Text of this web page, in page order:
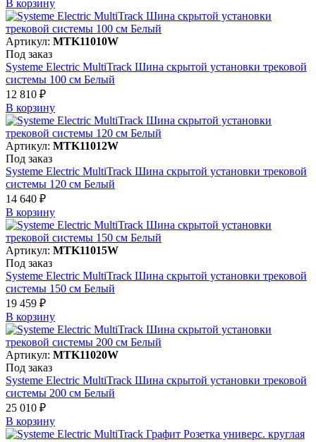
В корзинy
Артикул: MTK11010W
Под заказ
Systeme Electric MultiTrack Шина скрытой установки трековой
системы 100 см Белый
12 810 ₽
В корзинy
Артикул: MTK11012W
Под заказ
Systeme Electric MultiTrack Шина скрытой установки трековой
системы 120 см Белый
14 640 ₽
В корзинy
Артикул: MTK11015W
Под заказ
Systeme Electric MultiTrack Шина скрытой установки трековой
системы 150 см Белый
19 459 ₽
В корзинy
Артикул: MTK11020W
Под заказ
Systeme Electric MultiTrack Шина скрытой установки трековой
системы 200 см Белый
25 010 ₽
В корзинy